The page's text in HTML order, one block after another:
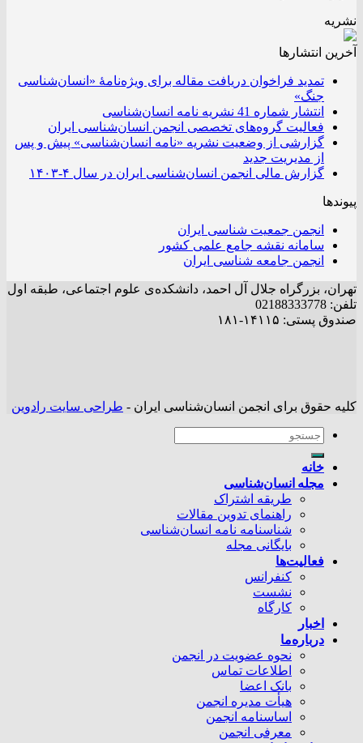
نشریه
آخرین انتشار‌ها
تمدید فراخوان دریافت مقاله برای ویژه‌نامۀ «انسان‌شناسی
جنگ»
انتشار شماره 41 نشریه نامه انسان‌شناسی
فعالیت گروه‌های تخصصی انجمن انسان‌شناسی ایران
گزارشی از وضعیت نشریه «نامه انسان‌شناسی» پیش و پس
از مدیریت جدید
گزارش مالی انجمن انسان‌شناسی ایران در سال ۴-۱۴۰۳
پیوندها
انجمن جمعیت شناسی ایران
سامانه نقشه جامع علمی کشور
انجمن جامعه شناسی ایران
تهران، بزرگراه جلال آل احمد، دانشکده‌ی علوم اجتماعی، طبقه اول
تلفن: 02188333778
صندوق پستی: ۱۴۱۱۵-۱۸۱
کلیه حقوق برای انجمن انسان‌شناسی ایران - طراحی سایت رادوین
خانه
مجله انسان‌شناسی
طریقه اشتراک
راهنمای تدوین مقالات
شناسنامه نامه انسان‌شناسی
بایگانی مجله
فعالیت‌ها
کنفرانس
نشست
کارگاه
اخبار
درباره‌ما
نحوه عضویت در انجمن
اطلاعات تماس
بانک اعضا
هیأت مدیره انجمن
اساسنامه انجمن
معرفی انجمن